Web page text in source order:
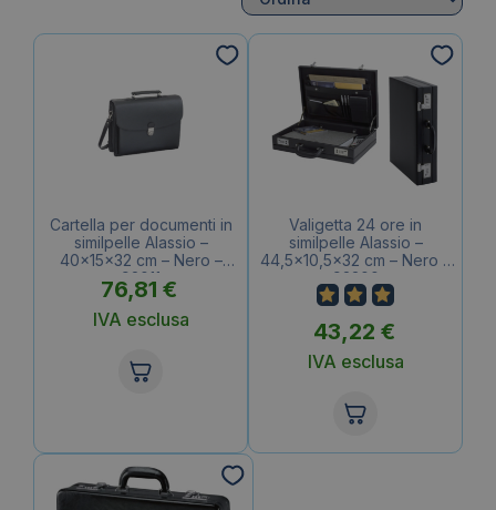
Cartella per documenti in
similpelle Alassio –
40x15x32 cm – Nero –
92011
76,81 €
IVA esclusa
Valigetta 24 ore in
similpelle Alassio –
44,5×10,5×32 cm – Nero –
92300
43,22 €
IVA esclusa